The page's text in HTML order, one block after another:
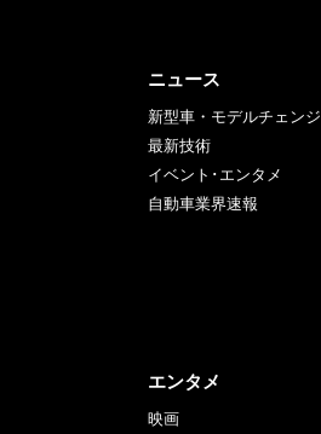
ニュース
新型車・モデルチェンジ
最新技術
イベント･エンタメ
自動車業界速報
エンタメ
映画